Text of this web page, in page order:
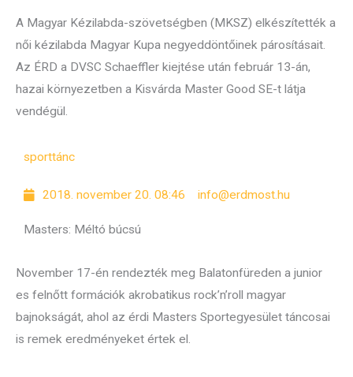
A Magyar Kézilabda-szövetségben (MKSZ) elkészítették a
női kézilabda Magyar Kupa negyeddöntőinek párosításait.
Az ÉRD a DVSC Schaeffler kiejtése után február 13-án,
hazai környezetben a Kisvárda Master Good SE-t látja
vendégül.
sporttánc
2018. november 20. 08:46 info@erdmost.hu
Masters: Méltó búcsú
November 17-én rendezték meg Balatonfüreden a junior
es felnőtt formációk akrobatikus rock’n’roll magyar
bajnokságát, ahol az érdi Masters Sportegyesület táncosai
is remek eredményeket értek el.